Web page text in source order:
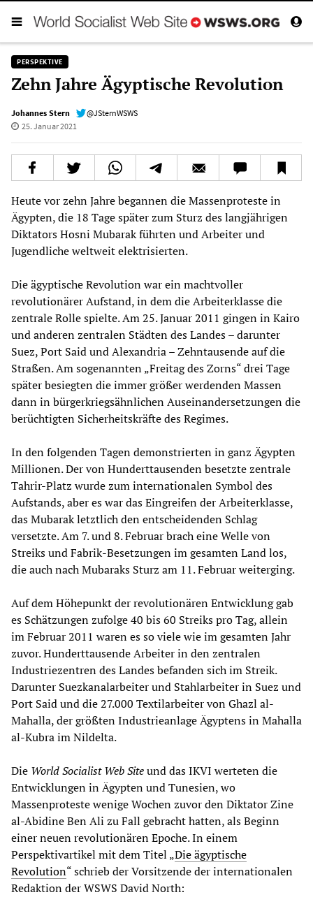
PERSPEKTIVE
Zehn Jahre Ägyptische Revolution
Johannes Stern
@JSternWSWS
25. Januar 2021
Heute vor zehn Jahre begannen die Massenproteste in
Ägypten, die 18 Tage später zum Sturz des langjährigen
Diktators Hosni Mubarak führten und Arbeiter und
Jugendliche weltweit elektrisierten.
Die ägyptische Revolution war ein machtvoller
revolutionärer Aufstand, in dem die Arbeiterklasse die
zentrale Rolle spielte. Am 25. Januar 2011 gingen in Kairo
und anderen zentralen Städten des Landes – darunter
Suez, Port Said und Alexandria – Zehntausende auf die
Straßen. Am sogenannten „Freitag des Zorns“ drei Tage
später besiegten die immer größer werdenden Massen
dann in bürgerkriegsähnlichen Auseinandersetzungen die
berüchtigten Sicherheitskräfte des Regimes.
In den folgenden Tagen demonstrierten in ganz Ägypten
Millionen. Der von Hunderttausenden besetzte zentrale
Tahrir-Platz wurde zum internationalen Symbol des
Aufstands, aber es war das Eingreifen der Arbeiterklasse,
das Mubarak letztlich den entscheidenden Schlag
versetzte. Am 7. und 8. Februar brach eine Welle von
Streiks und Fabrik-Besetzungen im gesamten Land los,
die auch nach Mubaraks Sturz am 11. Februar weiterging.
Auf dem Höhepunkt der revolutionären Entwicklung gab
es Schätzungen zufolge 40 bis 60 Streiks pro Tag, allein
im Februar 2011 waren es so viele wie im gesamten Jahr
zuvor. Hunderttausende Arbeiter in den zentralen
Industriezentren des Landes befanden sich im Streik.
Darunter Suezkanalarbeiter und Stahlarbeiter in Suez und
Port Said und die 27.000 Textilarbeiter von Ghazl al-
Mahalla, der größten Industrieanlage Ägyptens in Mahalla
al-Kubra im Nildelta.
Die World Socialist Web Siteund das IKVI werteten die
Entwicklungen in Ägypten und Tunesien, wo
Massenproteste wenige Wochen zuvor den Diktator Zine
al-Abidine Ben Ali zu Fall gebracht hatten, als Beginn
einer neuen revolutionären Epoche. In einem
Perspektivartikel mit dem Titel „Die ägyptische
Revolution“ schrieb der Vorsitzende der internationalen
Redaktion der WSWS David North: